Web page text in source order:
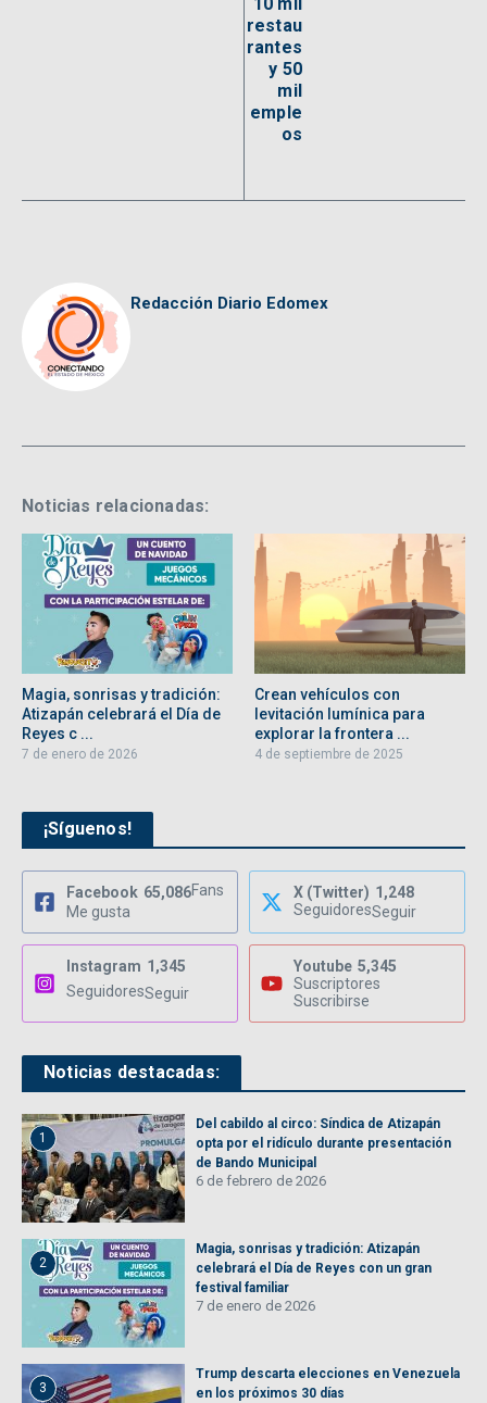
restau
rantes
y 50
mil
emple
os
Redacción Diario Edomex
Noticias relacionadas:
Magia, sonrisas y tradición:
Atizapán celebrará el Día de
Reyes c ...
7 de enero de 2026
Crean vehículos con
levitación lumínica para
explorar la frontera ...
4 de septiembre de 2025
¡Síguenos!
Facebook 65,086Fans
Me gusta
X (Twitter) 1,248
SeguidoresSeguir
Instagram 1,345
SeguidoresSeguir
Youtube 5,345
Suscriptores
Suscribirse
Noticias destacadas:
1
Del cabildo al circo: Síndica de Atizapán
opta por el ridículo durante presentación
de Bando Municipal
6 de febrero de 2026
2
Magia, sonrisas y tradición: Atizapán
celebrará el Día de Reyes con un gran
festival familiar
7 de enero de 2026
3
Trump descarta elecciones en Venezuela
en los próximos 30 días